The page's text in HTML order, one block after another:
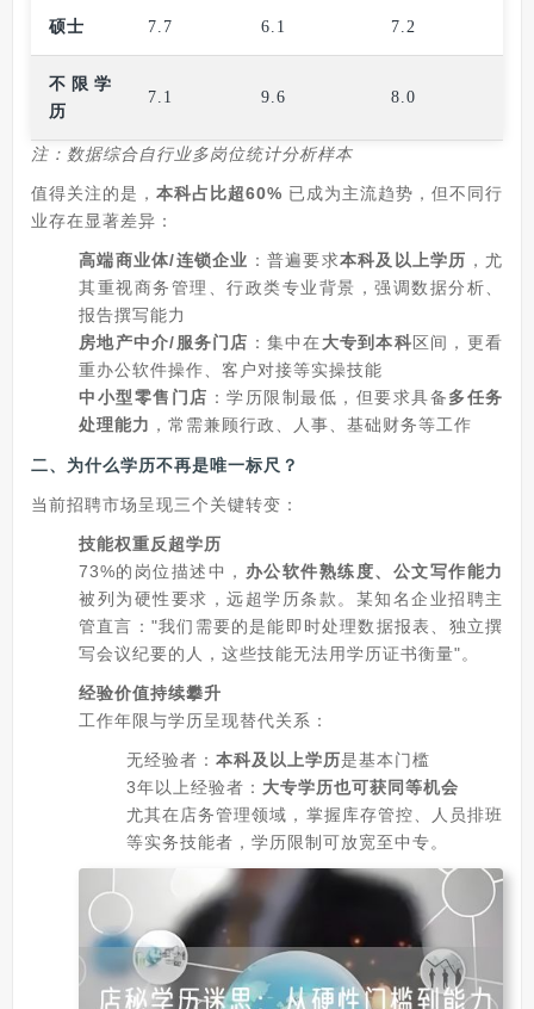
硕士 7.7 6.1 7.2
不限学
历
7.1 9.6 8.0
注：数据综合自行业多岗位统计分析样本
值得关注的是， 本科占比超60% 已成为主流趋势，但不同行
业存在显著差异：
高端商业体/连锁企业 ：普遍要求本科及以上学历 ，尤
其重视商务管理、行政类专业背景，强调数据分析、
报告撰写能力
房地产中介/服务门店 ：集中在大专到本科区间，更看
重办公软件操作、客户对接等实操技能
中小型零售门店 ：学历限制最低，但要求具备多任务
处理能力 ，常需兼顾行政、人事、基础财务等工作
二、为什么学历不再是唯一标尺？
当前招聘市场呈现三个关键转变：
技能权重反超学历
73%的岗位描述中， 办公软件熟练度、公文写作能力
被列为硬性要求，远超学历条款。某知名企业招聘主
管直言："我们需要的是能即时处理数据报表、独立撰
写会议纪要的人，这些技能无法用学历证书衡量"。
经验价值持续攀升
工作年限与学历呈现替代关系：
无经验者： 本科及以上学历是基本门槛
3年以上经验者： 大专学历也可获同等机会
尤其在店务管理领域，掌握库存管控、人员排班
等实务技能者，学历限制可放宽至中专。